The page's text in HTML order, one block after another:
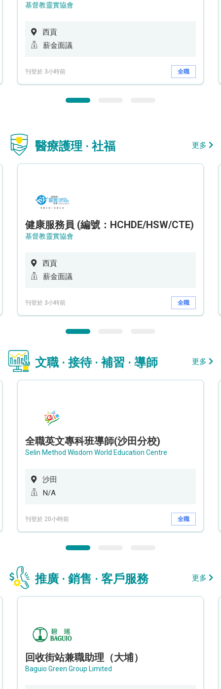
基督教靈實協會
西貢
薪金面議
刊登於 3小時前 全職
醫療護理 · 社福 更多
健康服務員 (編號：HCHDE/HSW/CTE)
基督教靈實協會
西貢
薪金面議
刊登於 3小時前 全職
文職 · 接待 · 補習 · 導師 更多
全職英文專科班導師(沙田分校)
Selin Method Wisdom World Education Centre
沙田
N/A
刊登於 20小時前 全職
推廣 · 銷售 · 客戶服務 更多
回收街站兼職助理（大埔）
Baguio Green Group Limited